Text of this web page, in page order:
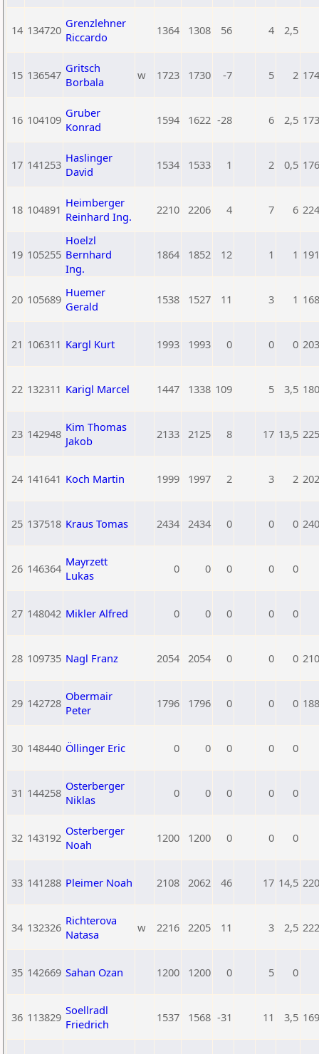
14 134720 Grenzlehner
Riccardo
1364 1308 56 4 2,5
15 136547 Gritsch
Borbala
w 1723 1730 -7 5 2
16 104109 Gruber
Konrad
1594 1622 -28 6 2,5
17 141253 Haslinger
David
1534 1533 1 2 0,5
18 104891 Heimberger
Reinhard Ing.
2210 2206 4 7 6
19 105255
Hoelzl
Bernhard
Ing.
1864 1852 12 1 1
20 105689 Huemer
Gerald
1538 1527 11 3 1
21 106311 Kargl Kurt 1993 1993 0 0 0
22 132311 Karigl Marcel 1447 1338 109 5 3,5
23 142948 Kim Thomas
Jakob
2133 2125 8 17 13,5
24 141641 Koch Martin 1999 1997 2 3 2
25 137518 Kraus Tomas 2434 2434 0 0 0
26 146364 Mayrzett
Lukas
0 0 0 0 0
27 148042 Mikler Alfred 0 0 0 0 0
28 109735 Nagl Franz 2054 2054 0 0 0
29 142728 Obermair
Peter
1796 1796 0 0 0
30 148440 Öllinger Eric 0 0 0 0 0
31 144258 Osterberger
Niklas
0 0 0 0 0
32 143192 Osterberger
Noah
1200 1200 0 0 0
33 141288 Pleimer Noah 2108 2062 46 17 14,5
34 132326 Richterova
Natasa
w 2216 2205 11 3 2,5
35 142669 Sahan Ozan 1200 1200 0 5 0
36 113829 Soellradl
Friedrich
1537 1568 -31 11 3,5